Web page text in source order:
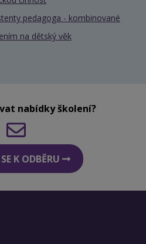
pedagoga - kombinované
na dětský věk
nabídky školení?
K ODBĚRU